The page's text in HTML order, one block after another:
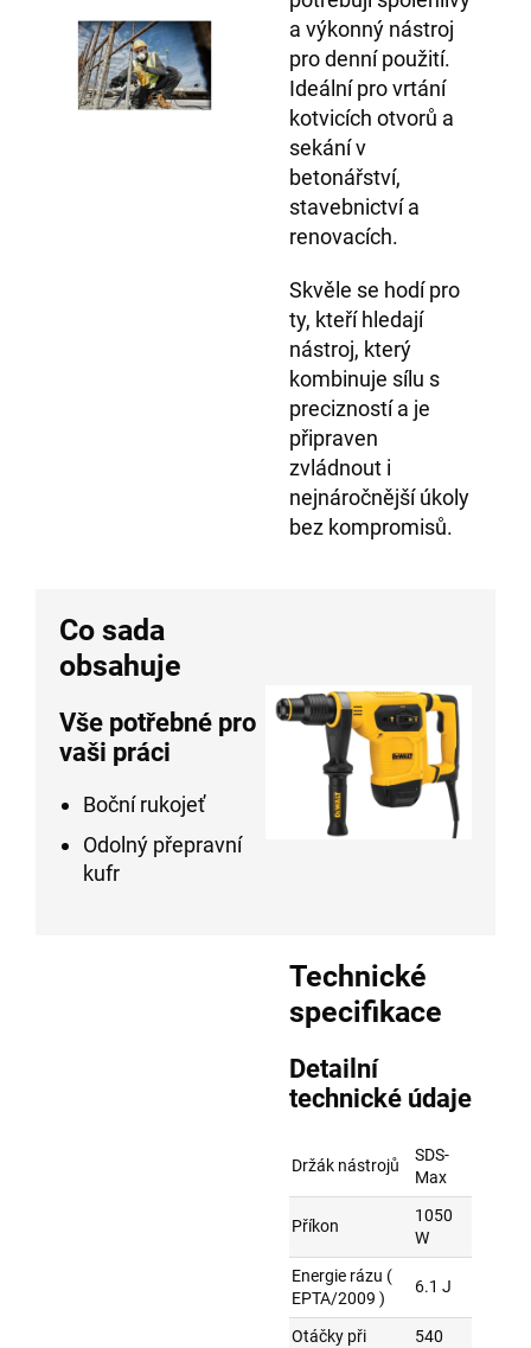
a výkonný nástroj
pro denní použití.
Ideální pro vrtání
kotvicích otvorů a
sekání v
betonářství,
stavebnictví a
renovacích.
Skvěle se hodí pro
ty, kteří hledají
nástroj, který
kombinuje sílu s
precizností a je
připraven
zvládnout i
nejnáročnější úkoly
bez kompromisů.
Co sada
obsahuje
Vše potřebné pro
vaši práci
Boční rukojeť
Odolný přepravní
kufr
Technické
specifikace
Detailní
technické údaje
Držák nástrojů
SDS-
Max
Příkon
1050
W
Energie rázu (
EPTA/2009 )
6.1 J
Otáčky při
540